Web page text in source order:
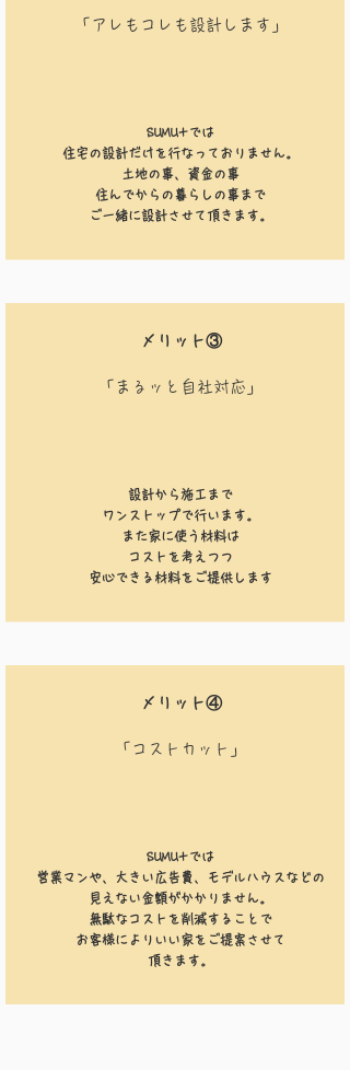
​「アレもコレも設計します」
SUMU+では​​​​
住宅の設計だけを行なっておりません。
土地の事、資金の事
住んでからの暮らしの事まで
​ご一緒に設計させて頂きます。
​メリット③
「​まるッと自社対応」
​​設計から施工まで
ワンストップで行います。
また家に使う材料は
コストを考えつつ
​安心できる材料をご提供します
​メリット④
​「コストカット」
​SUMU+では
営業マンや、大きい広告費、モデルハウスなどの
見えない金額がかかりません。
無駄なコストを削減することで
お客様によりいい家をご提案させて
​頂きます。